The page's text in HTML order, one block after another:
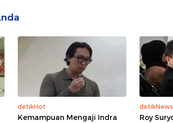
detikHot
Kemampuan Mengaji Indra
detikNews
Roy